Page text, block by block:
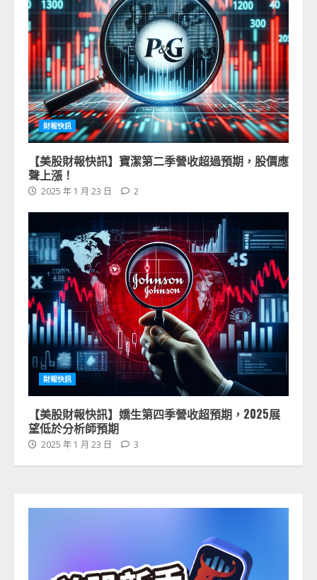
財報快訊
【美股財報快訊】寶潔第二季營收超過預期，股價應
聲上漲！
2025 年 1 月 23 日 2
財報快訊
【美股財報快訊】嬌生第四季營收超預期，2025展
望低於分析師預期
2025 年 1 月 23 日 3